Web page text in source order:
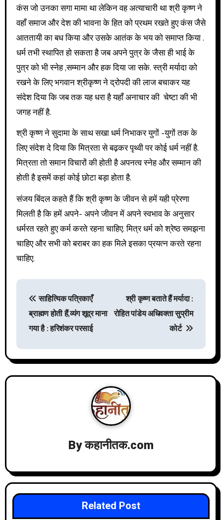
कंस जो उनका सगा मामा था लेकिन वह अत्याचारी था श्री कृष्ण ने
वहाँ समाज और देश की भावना के हित को प्रथम रखते हुए कंस जैसे
आततायी का बध किया और उसके आतंक के भय को समाप्त किया .
धर्म तभी स्थापित हो सकता है जब अपने पुत्र के जैसा ही भाई के
पुत्र को भी स्नेह ,सम्मान और हक दिया जा सके. स्त्री मर्यादा को
रखने के लिए भगवान श्रीकृष्ण ने द्रोपदी की लाज बचाकर यह
संदेश दिया कि जब तक यह धरा है यहाँ अनाचार की चेष्टा की भी
जगह नहीं है.
श्री कृष्ण ने सुदामा के साथ सखा धर्म निभाकर युगों -युगों तक के
लिए संदेश दे दिया कि मित्रता से बढ़कर पृथ्वी पर कोई धर्म नहीं है.
मित्रता तो समान विचारों की होती है अपनत्व स्नेह और सम्मान की
होती है इसमें कहां कोई छोटा बड़ा होता है.
संजय बिंदल कहते हैं कि श्री कृष्ण के जीवन से हमें यही प्रेरणा
मिलती है कि हमें अपने- अपने जीवन में अपने स्वभाव के अनुसार
धर्मरत रहते हुए कर्म करते रहना चाहिए. मित्र धर्म को श्रेष्ठ समझना
चाहिए और सभी को बराबर का हक मिले इसका प्रयत्न करते रहना
चाहिए.
s
t
i
साहित्यिक पत्रिकाएँ
ब्राह्मण होती हैं,व्यंग शूद्र माना
गया है : हरिशंकर परसाई
श्री कृष्ण बताते हैं मर्यादा :
रोहित पांडेय अधिवक्ता सुप्रीम
कोर्ट
Byकहानीतक.com
Related Post